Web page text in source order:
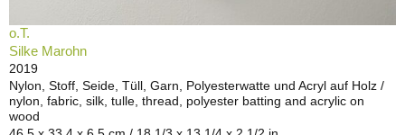
o.T.
Silke Marohn
2019
Nylon, Stoff, Seide, Tüll, Garn, Polyesterwatte und Acryl auf Holz /
nylon, fabric, silk, tulle, thread, polyester batting and acrylic on
wood